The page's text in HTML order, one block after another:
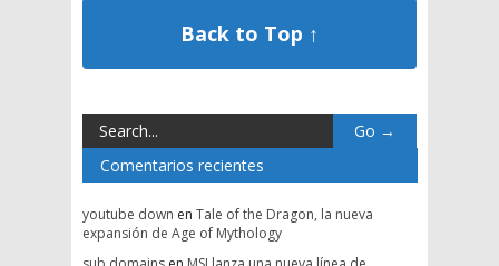
Back to Top ↑
Comentarios recientes
youtube down en Tale of the Dragon, la nueva
expansión de Age of Mythology